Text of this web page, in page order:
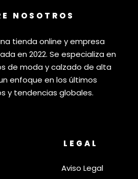
NOSOTROS
tienda online y empresa
en 2022. Se especializa en
de moda y calzado de alta
enfoque en los últimos
y tendencias globales.
LEGAL
Aviso Legal